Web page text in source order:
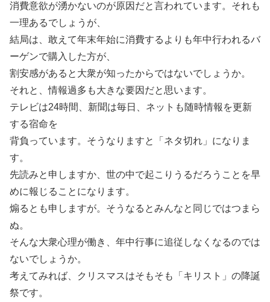
消費意欲が湧かないのが原因だと言われています。それも
一理あるでしょうが、
結局は、敢えて年末年始に消費するよりも年中行われるバ
ーゲンで購入した方が、
割安感があると大衆が知ったからではないでしょうか。
それと、情報過多も大きな要因だと思います。
テレビは24時間、新聞は毎日、ネットも随時情報を更新
する宿命を
背負っています。そうなりますと「ネタ切れ」になりま
す。
先読みと申しますか、世の中で起こりうるだろうことを早
めに報じることになります。
煽るとも申しますが。そうなるとみんなと同じではつまら
ぬ。
そんな大衆心理が働き、年中行事に追従しなくなるのでは
ないでしょうか。
考えてみれば、クリスマスはそもそも「キリスト」の降誕
祭です。